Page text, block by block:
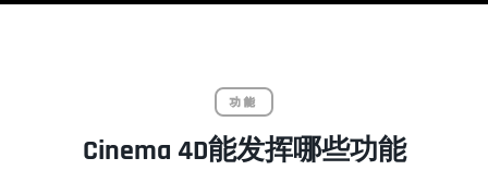
功能
Cinema 4D能发挥哪些功能